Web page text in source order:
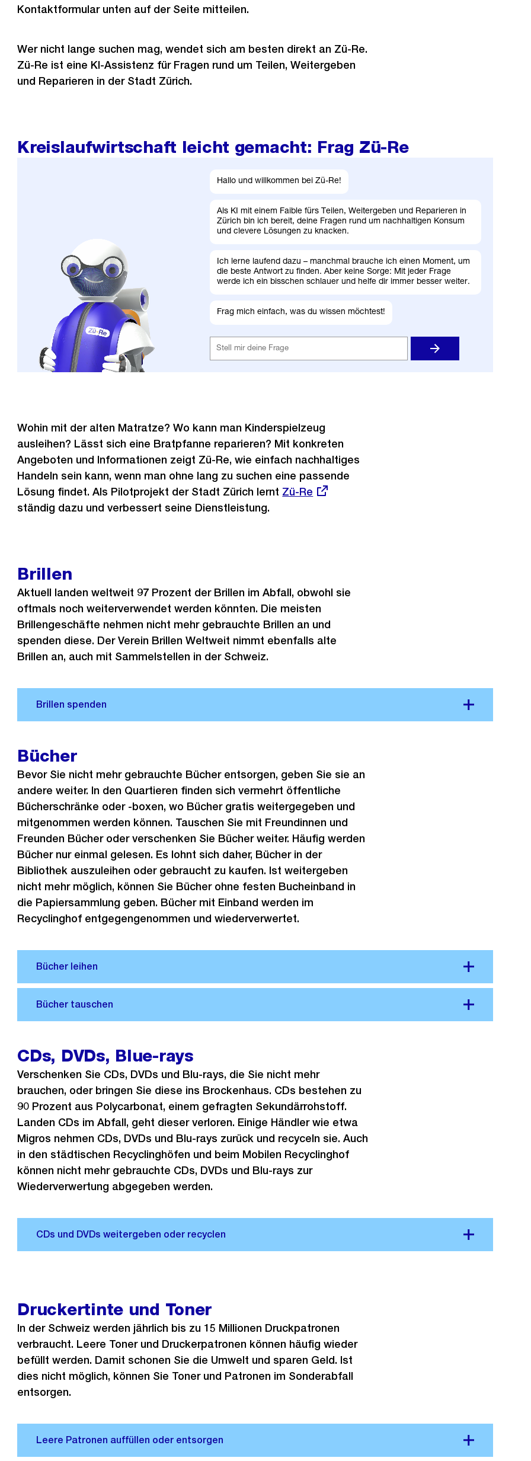
Kontaktformular unten auf der Seite mitteilen.
Wer nicht lange suchen mag, wendet sich am besten direkt an Zü-Re.
Zü-Re ist eine KI-Assistenz für Fragen rund um Teilen, Weitergeben
und Reparieren in der Stadt Zürich.
Kreislaufwirtschaft leicht gemacht: Frag Zü-Re
Hallo und willkommen bei Zü-Re!
Als KI mit einem Faible fürs Teilen, Weitergeben und Reparieren in
Zürich bin ich bereit, deine Fragen rund um nachhaltigen Konsum
und clevere Lösungen zu knacken.
Ich lerne laufend dazu – manchmal brauche ich einen Moment, um
die beste Antwort zu finden. Aber keine Sorge: Mit jeder Frage
werde ich ein bisschen schlauer und helfe dir immer besser weiter.
Frag mich einfach, was du wissen möchtest!
Wohin mit der alten Matratze? Wo kann man Kinderspielzeug
ausleihen? Lässt sich eine Bratpfanne reparieren? Mit konkreten
Angeboten und Informationen zeigt Zü-Re, wie einfach nachhaltiges
Handeln sein kann, wenn man ohne lang zu suchen eine passende
Lösung findet. Als Pilotprojekt der Stadt Zürich lernt Externer
Zü-Re
ständig dazu und verbessert seine Dienstleistung.
Brillen
Aktuell landen weltweit 97 Prozent der Brillen im Abfall, obwohl sie
oftmals noch weiterverwendet werden könnten. Die meisten
Brillengeschäfte nehmen nicht mehr gebrauchte Brillen an und
spenden diese. Der Verein Brillen Weltweit nimmt ebenfalls alte
Brillen an, auch mit Sammelstellen in der Schweiz.
Bücher
Bevor Sie nicht mehr gebrauchte Bücher entsorgen, geben Sie sie an
andere weiter. In den Quartieren finden sich vermehrt öffentliche
Bücherschränke oder -boxen, wo Bücher gratis weitergegeben und
mitgenommen werden können. Tauschen Sie mit Freundinnen und
Freunden Bücher oder verschenken Sie Bücher weiter. Häufig werden
Bücher nur einmal gelesen. Es lohnt sich daher, Bücher in der
Bibliothek auszuleihen oder gebraucht zu kaufen. Ist weitergeben
nicht mehr möglich, können Sie Bücher ohne festen Bucheinband in
die Papiersammlung geben. Bücher mit Einband werden im
Recyclinghof entgegengenommen und wiederverwertet.
CDs, DVDs, Blue-rays
Verschenken Sie CDs, DVDs und Blu-rays, die Sie nicht mehr
brauchen, oder bringen Sie diese ins Brockenhaus. CDs bestehen zu
90 Prozent aus Polycarbonat, einem gefragten Sekundärrohstoff.
Landen CDs im Abfall, geht dieser verloren. Einige Händler wie etwa
Migros nehmen CDs, DVDs und Blu-rays zurück und recyceln sie. Auch
in den städtischen Recyclinghöfen und beim Mobilen Recyclinghof
können nicht mehr gebrauchte CDs, DVDs und Blu-rays zur
Wiederverwertung abgegeben werden.
Druckertinte und Toner
In der Schweiz werden jährlich bis zu 15 Millionen Druckpatronen
verbraucht. Leere Toner und Druckerpatronen können häufig wieder
befüllt werden. Damit schonen Sie die Umwelt und sparen Geld. Ist
dies nicht möglich, können Sie Toner und Patronen im Sonderabfall
entsorgen.